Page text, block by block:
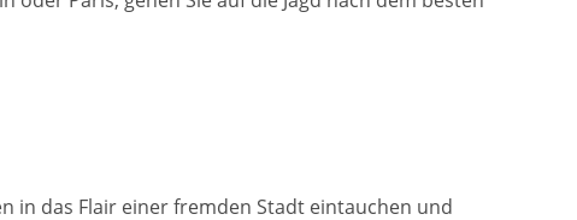
in das Flair einer fremden Stadt eintauchen und